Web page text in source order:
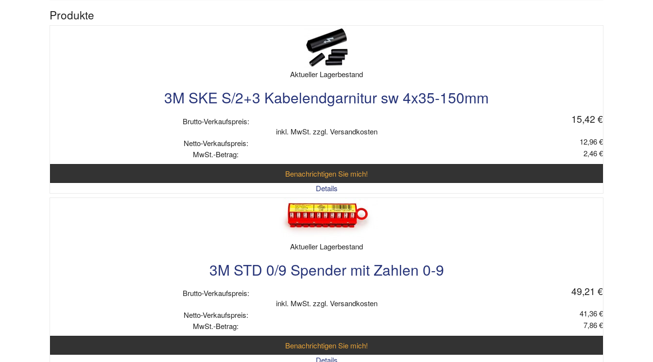
Produkte
Aktueller Lagerbestand
3M SKE S/2+3 Kabelendgarnitur sw 4x35-150mm
Brutto-Verkaufspreis: 15,42 €
inkl. MwSt. zzgl. Versandkosten
Netto-Verkaufspreis:
12,96 €
MwSt.-Betrag:
2,46 €
Benachrichtigen Sie mich!
Details
Aktueller Lagerbestand
3M STD 0/9 Spender mit Zahlen 0-9
Brutto-Verkaufspreis: 49,21 €
inkl. MwSt. zzgl. Versandkosten
Netto-Verkaufspreis:
41,36 €
MwSt.-Betrag:
7,86 €
Benachrichtigen Sie mich!